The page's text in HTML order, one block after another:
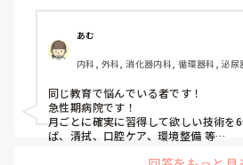
プリセプターではありますがチーム
め、勤務の関係上私よりも他の先輩
です。そのため他の先輩とやったこ
朝のうちに〇〇やりたいです」って
時に声かけしたりしてますが、自分
中々進まず…。
あむ
内科, 外科, 消化器内科, 循環器科, 泌
同じ教育で悩んでいる者です！
急性期病院です！
月ごとに確実に習得して欲しい技術を
ば、清拭、口腔ケア、環境整備 等